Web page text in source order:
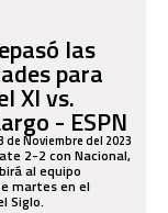
las
para
XI vs.
- ESPN
de Noviembre del 2023
2-2 con Nacional,
al equipo
martes en el
Siglo.